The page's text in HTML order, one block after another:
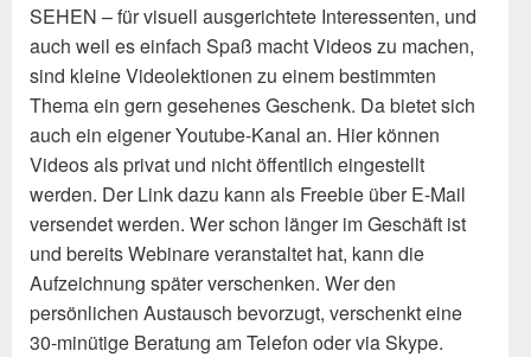
SEHEN – für visuell ausgerichtete Interessenten, und
auch weil es einfach Spaß macht Videos zu machen,
sind kleine Videolektionen zu einem bestimmten
Thema ein gern gesehenes Geschenk. Da bietet sich
auch ein eigener Youtube-Kanal an. Hier können
Videos als privat und nicht öffentlich eingestellt
werden. Der Link dazu kann als Freebie über E-Mail
versendet werden. Wer schon länger im Geschäft ist
und bereits Webinare veranstaltet hat, kann die
Aufzeichnung später verschenken. Wer den
persönlichen Austausch bevorzugt, verschenkt eine
30-minütige Beratung am Telefon oder via Skype.